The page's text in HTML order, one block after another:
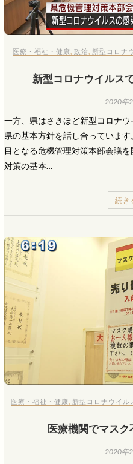
医療・福祉・健康 ,政治 新型コロナ
新型コロナウイルス
2020年
一方、県はさきほど新型コロナウ
県の基本方針を話し合っていま
目となる危機管理対策本部会議
対策の基本…
続き
医療・福祉・健康 新型コロナウイル
医療機関でマス
2020年